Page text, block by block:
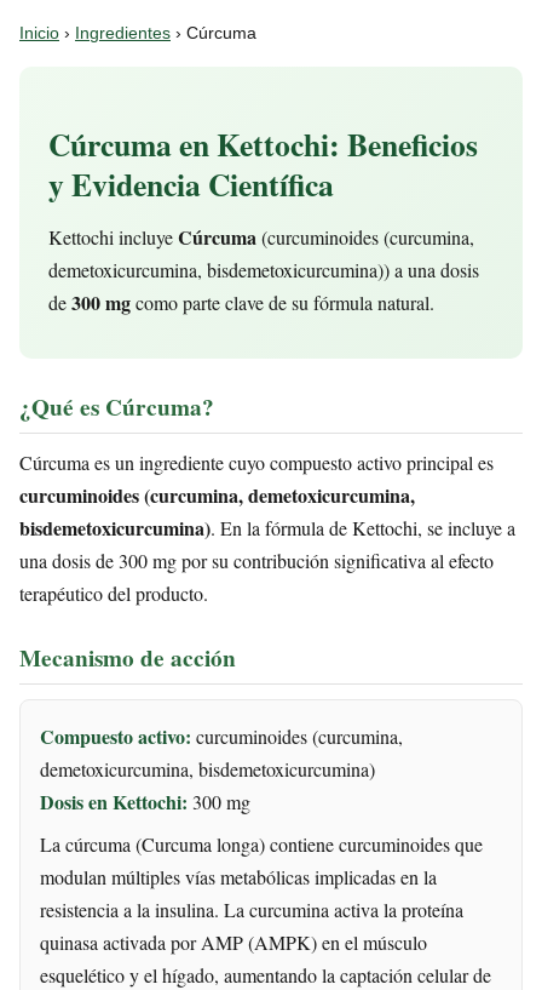
Inicio › Ingredientes › Cúrcuma
Cúrcuma en Kettochi: Beneficios
y Evidencia Científica
Kettochi incluyeCúrcuma(curcuminoides (curcumina,
demetoxicurcumina, bisdemetoxicurcumina)) a una dosis
de300 mgcomo parte clave de su fórmula natural.
¿Qué es Cúrcuma?
Cúrcuma es un ingrediente cuyo compuesto activo principal es
curcuminoides (curcumina, demetoxicurcumina,
bisdemetoxicurcumina). En la fórmula de Kettochi, se incluye a
una dosis de 300 mg por su contribución significativa al efecto
terapéutico del producto.
Mecanismo de acción
Compuesto activo: curcuminoides (curcumina,
demetoxicurcumina, bisdemetoxicurcumina)
Dosis en Kettochi: 300 mg
La cúrcuma (Curcuma longa) contiene curcuminoides que
modulan múltiples vías metabólicas implicadas en la
resistencia a la insulina. La curcumina activa la proteína
quinasa activada por AMP (AMPK) en el músculo
esquelético y el hígado, aumentando la captación celular de